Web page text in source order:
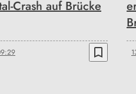
Crash auf Brücke
bookmark_border